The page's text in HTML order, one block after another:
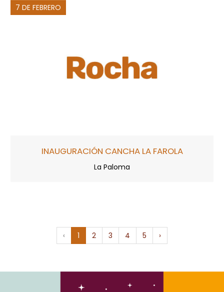
7 DE FEBRERO
INAUGURACIÓN CANCHA LA FAROLA
La Paloma
‹ 1 2 3 4 5 ›